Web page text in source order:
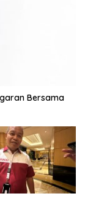
Bersama